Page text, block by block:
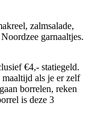
zalmsalade,
garnaaltjes.
€4,- statiegeld.
als je er zelf
borrelen, reken
is deze 3